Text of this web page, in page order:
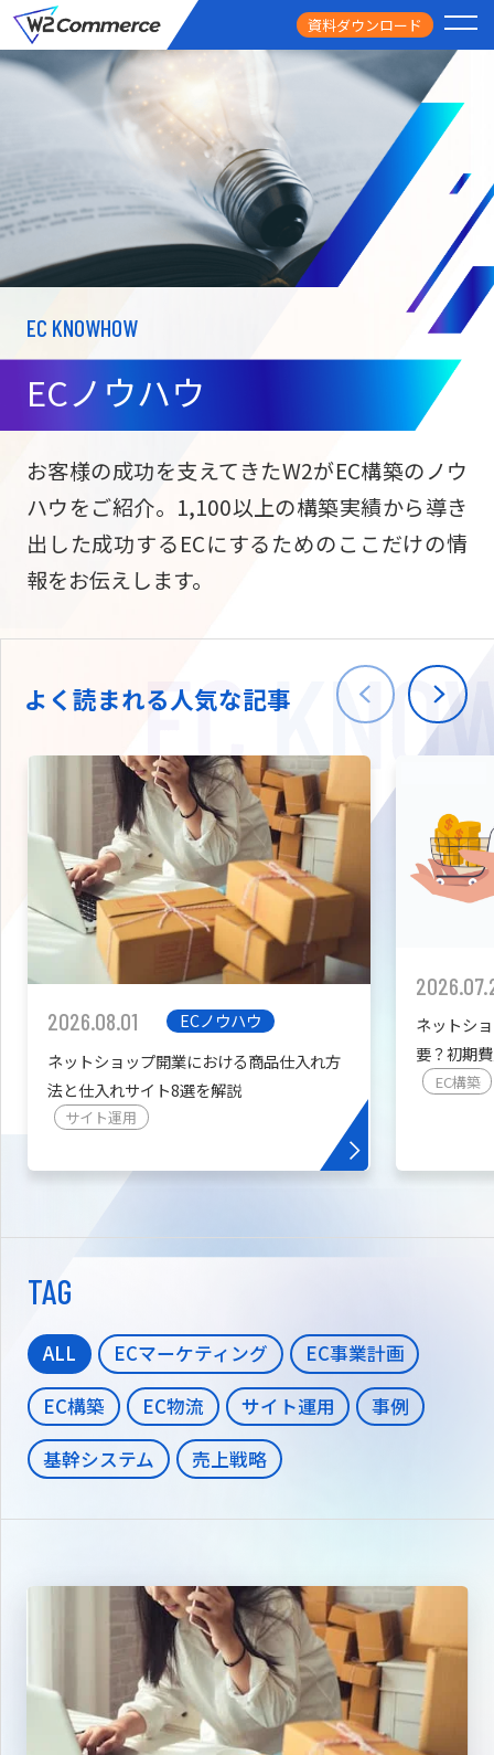
資料ダウンロード
サービス
ECサイト構築
サブスク/定期通販
ECサイト構築
海外進出・現地
W2
拡張プラグイン一覧
カスタマイズ開発
PRICE
料金
FEATURE
導入事例
USEFUL
お役立ち情報
NEWS
ニュース
会社情報
TW
EC KNOWHOW
ECノウハウ
お客様の成功を支えてきたW2がEC構築のノウ
ハウをご紹介。1,100以上の構築実績から導き
出した成功するECにするためのここだけの情
報をお伝えします。
よく読まれる人気な記事
2026.08.01
ECノウハウ
ネットショップ開業における商品仕入れ方
法と仕入れサイト8選を解説
サイト運用
ネットシ
要？初期
を紹介
EC構築
TAG
ALL ECマーケティング
EC事業計画
EC構築
EC物流 サイト運用
事例
基幹システム
売上戦略